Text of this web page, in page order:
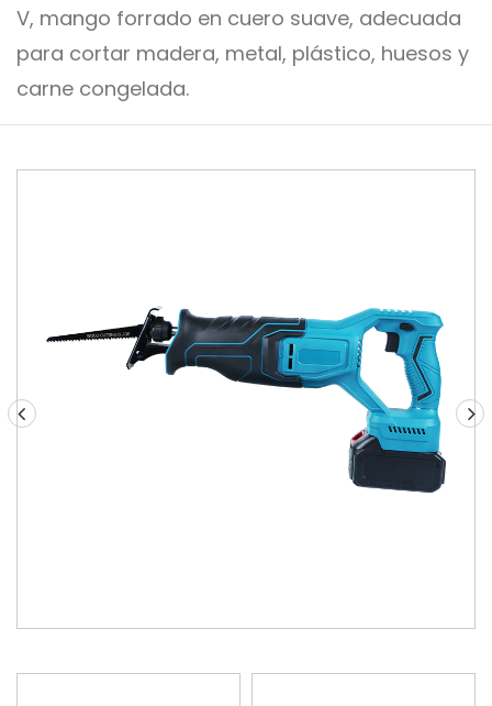
V, mango forrado en cuero suave, adecuada
para cortar madera, metal, plástico, huesos y
carne congelada.